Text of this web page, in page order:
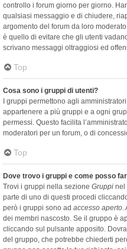
controllo i forum giorno per giorno.
qualsiasi messaggio e di chiudere,
argomento del forum da loro
è quello di evitare che gli utenti
scrivano messaggi oltraggiosi ed
Top
Cosa sono i gruppi di utenti?
I gruppi permettono agli
appartenere a più gruppi e a ogni
permessi. Questo facilita
moderatori per un forum, o di
Top
Dove trovo i gruppi e come posso
Trovi i gruppi nella sezione Gruppi nel
parte di uno di questi procedi
però i gruppi sono ad accesso aperto.
dei membri nascosto. Se il gruppo è
cliccando sul pulsante apposito.
del gruppo, che potrebbe chiederti